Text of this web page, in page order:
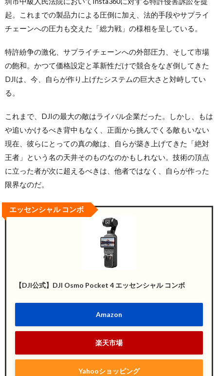
起。これまでの製品力による圧倒に加え、法的手段やサプライ
チェーンへの圧力も交えた「総力戦」の様相を呈している。
特許紛争の激化、サプライチェーンへの外部圧力、そして市場
の飽和。かつて価格設定と革新性だけで競合をなぎ倒してきた
DJIは、今、自らが作り上げたシステムの巨大さと対峙してい
る。
これまで、DJIの最大の敵はライバル企業だった。しかし、もは
や追いかけるべき背中もなく、正面から挑んでくる敵もいない
現在、彼らにとっての真の敵は、自らが築き上げてきた「絶対
王者」という名の天井そのものなのかもしれない。技術の頂点
に立った者が次に超えるべきは、他者ではなく、自らが作った
限界なのだ。
【DJI公式】DJI Osmo Pocket 4 エッセンシャル コンボ
Amazon
楽天市場
Yahooショッピング
エッセンシャル コンボ